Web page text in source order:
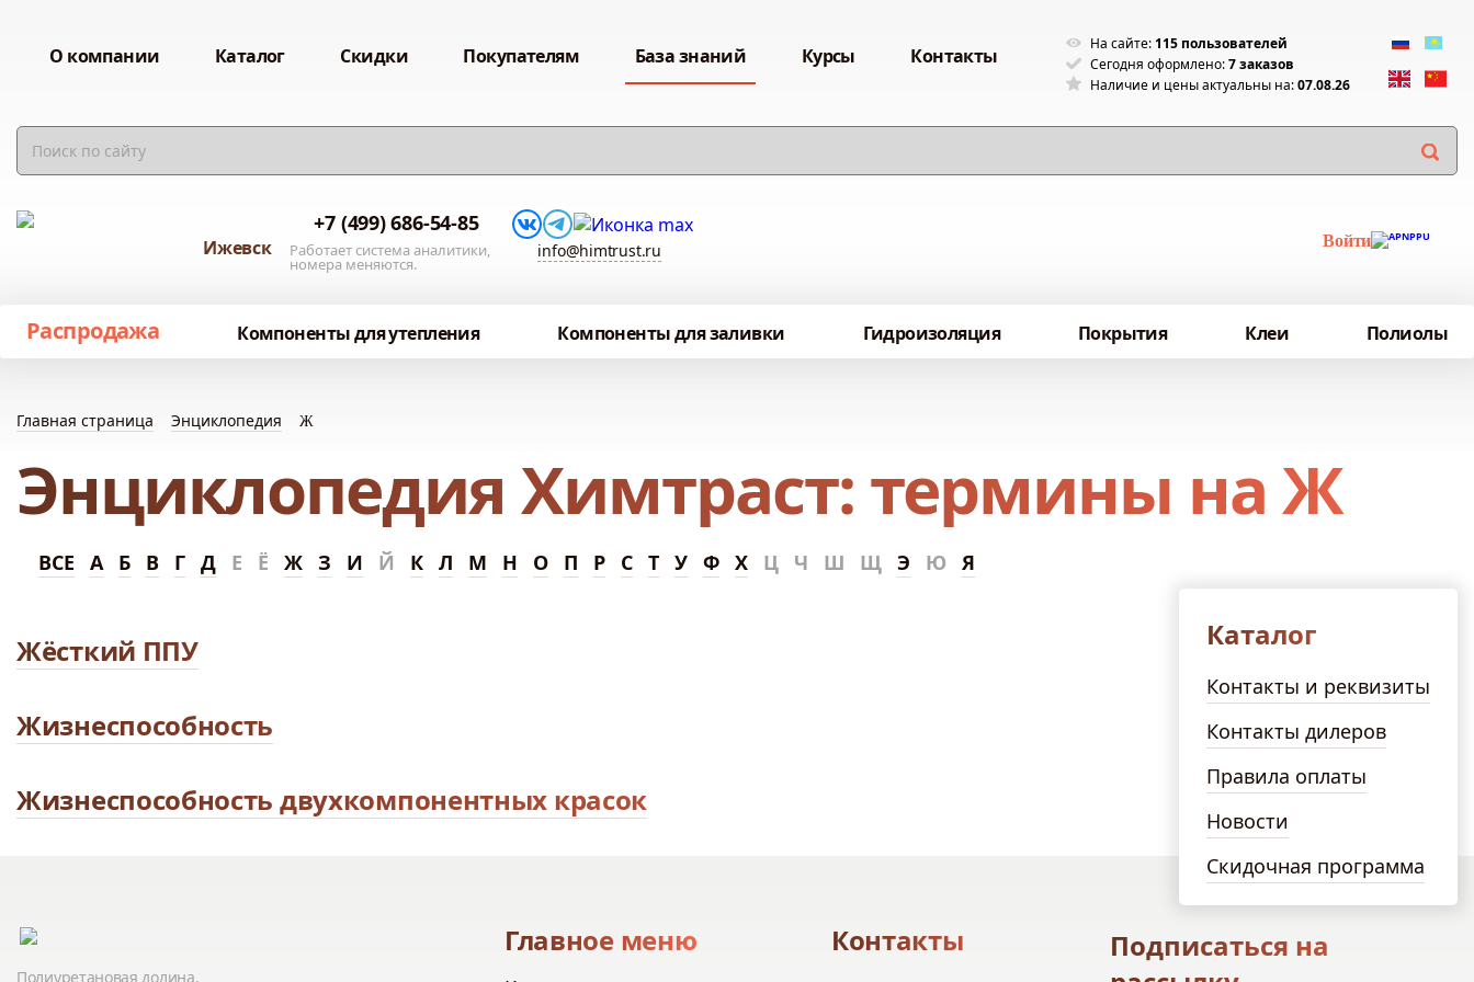
О компании Каталог Скидки Покупателям База знаний Курсы Контакты
На сайте:115 пользователей
Сегодня оформлено:7 заказов
Наличие и цены актуальны на:07.08.26
Ижевск
+7 (499) 686-54-85
Работает система аналитики,
номера меняются.
info@himtrust.ru Войти
Распродажа Компоненты для утепления Компоненты для заливки Гидроизоляция Покрытия Клеи Полиолы
Главная страница Энциклопедия Ж
Энциклопедия Химтраст: термины на Ж
ВСЕ А Б В Г Д Е Ё Ж З И Й К Л М Н О П Р С Т У Ф Х Ц Ч Ш Щ Э Ю Я
Каталог
Контакты и реквизиты
Контакты дилеров
Правила оплаты
Новости
Скидочная программа
Жёсткий ППУ
Жизнеспособность
Жизнеспособность двухкомпонентных красок
Полиуретановая долина.
Главное меню Контакты
Подписаться на